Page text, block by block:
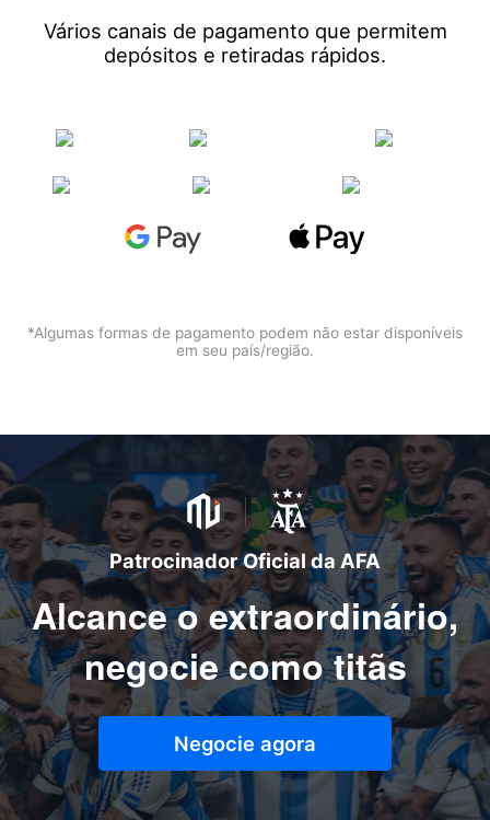
Vários canais de pagamento que permitem
depósitos e retiradas rápidos.
*Algumas formas de pagamento podem não estar disponíveis
em seu país/região.
Patrocinador Oficial da AFA
Alcance o extraordinário,
negocie como titãs
Negocie agora